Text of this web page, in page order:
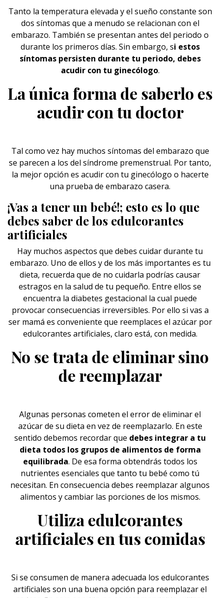
Tanto la temperatura elevada y el sueño constante son
dos síntomas que a menudo se relacionan con el
embarazo. También se presentan antes del periodo o
durante los primeros días. Sin embargo, si estos
síntomas persisten durante tu periodo, debes
acudir con tu ginecólogo.
La única forma de saberlo es
acudir con tu doctor
Tal como vez hay muchos síntomas del embarazo que
se parecen a los del síndrome premenstrual. Por tanto,
la mejor opción es acudir con tu ginecólogo o hacerte
una prueba de embarazo casera.
¡Vas a tener un bebé!; esto es lo que
debes saber de los edulcorantes
artificiales
Hay muchos aspectos que debes cuidar durante tu
embarazo. Uno de ellos y de los más importantes es tu
dieta, recuerda que de no cuidarla podrías causar
estragos en la salud de tu pequeño. Entre ellos se
encuentra la diabetes gestacional la cual puede
provocar consecuencias irreversibles. Por ello si vas a
ser mamá es conveniente que reemplaces el azúcar por
edulcorantes artificiales, claro está, con medida.
No se trata de eliminar sino
de reemplazar
Algunas personas cometen el error de eliminar el
azúcarde su dieta en vez de reemplazarlo. En este
sentido debemos recordar que debes integrar a tu
dieta todos los grupos de alimentos de forma
equilibrada. De esa forma obtendrás todos los
nutrientes esenciales que tanto tu bebé como tú
necesitan. En consecuencia debes reemplazar algunos
alimentos y cambiar las porciones de los mismos.
Utiliza edulcorantes
artificiales en tus comidas
Si se consumen de manera adecuada los edulcorantes
artificiales son una buena opción para reemplazar el